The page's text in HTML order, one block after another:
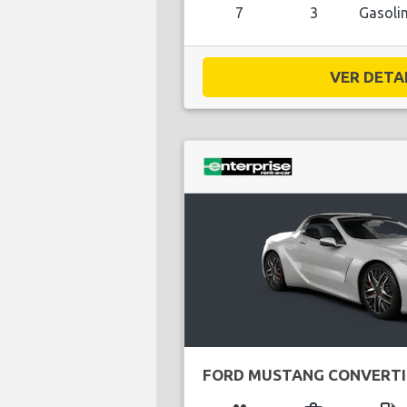
7 3
VER
FORD MUSTANG